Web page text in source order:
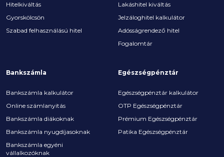
Hitelkiváltás
Gyorskölcsön
Szabad felhasználású hitel
Lakáshitel kiváltás
Jelzáloghitel kalkulátor
Adósságrendező hitel
Fogalomtár
Bankszámla
Bankszámla kalkulátor
Online számlanyitás
Bankszámla diákoknak
Bankszámla nyugdíjasoknak
Bankszámla egyéni
vállalkozóknak
Egészségpénztár
Egészségpénztár kalkulátor
OTP Egészségpénztár
Prémium Egészségpénztár
Patika Egészségpénztár